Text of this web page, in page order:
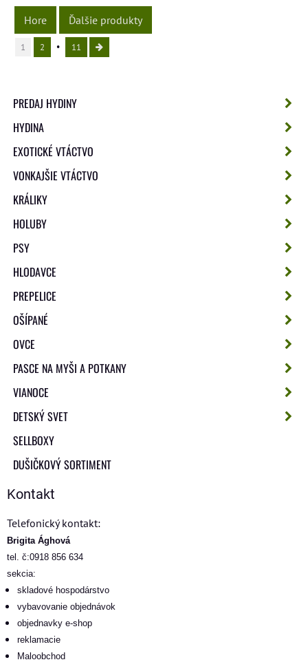
Hore Ďalšie produkty
1 2 11
PREDAJ HYDINY
HYDINA
EXOTICKÉ VTÁCTVO
VONKAJŠIE VTÁCTVO
KRÁLIKY
HOLUBY
PSY
HLODAVCE
PREPELICE
OŠÍPANÉ
OVCE
PASCE NA MYŠI A POTKANY
VIANOCE
DETSKÝ SVET
SELLBOXY
DUŠIČKOVÝ SORTIMENT
Kontakt
Telefonický kontakt:
Brigita Ághová
tel. č:0918 856 634
sekcia:
skladové hospodárstvo
vybavovanie objednávok
objednavky e-shop
reklamacie
Maloobchod